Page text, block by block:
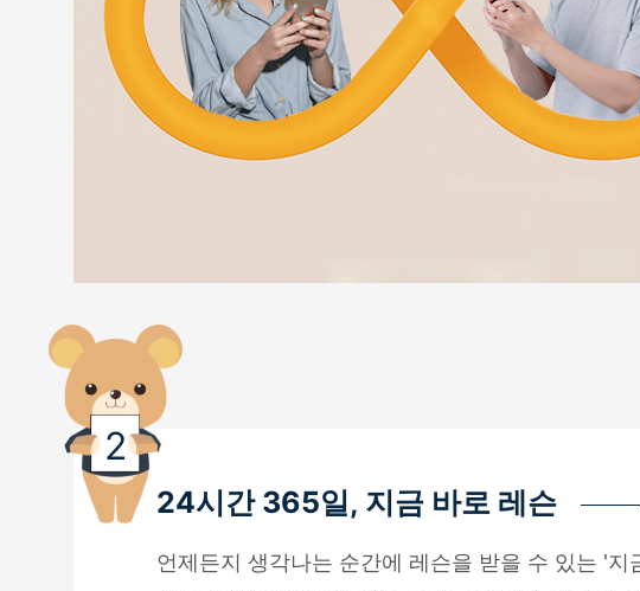
24시간 365일, 지금 바로 레슨
언제든지 생각나는 순간에 레슨을 받을 수 있는 '지